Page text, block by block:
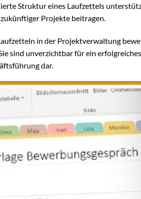
Struktur eines Laufzettels
Projekte beitragen.
in der Projektverwaltung
sind unverzichtbar für ein
dar.